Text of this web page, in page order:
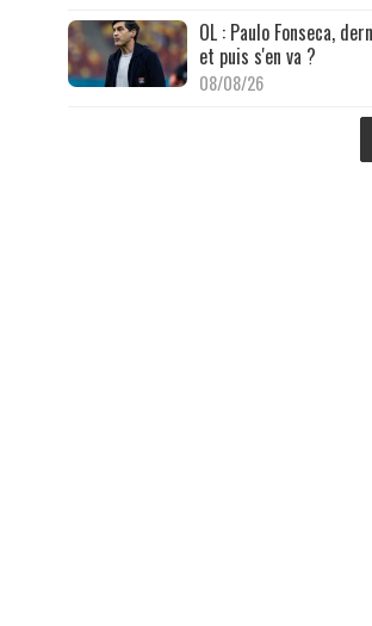
OL : Paulo Fonseca,
et puis s'en va ?
08/08/26